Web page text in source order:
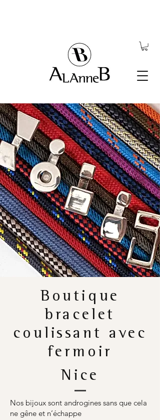
Boutique
bracelet
coulissant avec
fermoir
Nice
Nos bijoux sont androgines sans que cela
ne gêne et n’échappe